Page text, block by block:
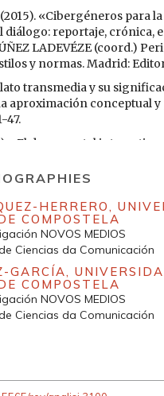
(2015). «Cibergéneros para
diálogo: reportaje, crónica,
LADEVÉZE (coord.)
y normas. Madrid:
transmedia y su
aproximación conceptual y
47.
«El documental interactivo
Digital, 8, 105-135.
X. (coords.). (2010).
de los medios de
Universidade de
«Software is the
(1), 79-81.
1470412913509459
«Porting Transmedia
«Modes of interactivity:
Culture & Society (34), 2,
HERRERO,
COMPOSTELA
NOVOS MEDIOS
Ciencias da Comunicación
GARCÍA,
COMPOSTELA
NOVOS MEDIOS
Ciencias da Comunicación